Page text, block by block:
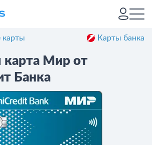
карты Карты банка
карта Мир от
Банка